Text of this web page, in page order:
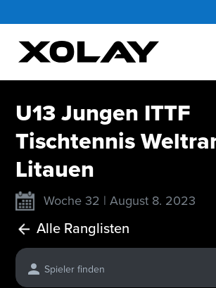
U13 Jungen ITTF
Tischtennis
Litauen
Woche 32 | August 8. 2023
Alle Ranglisten
Spieler finden